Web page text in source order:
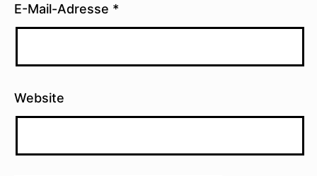
E-Mail-Adresse *
Website